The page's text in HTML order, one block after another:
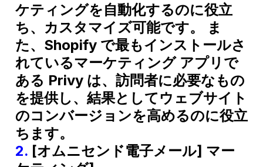
ケティングを自動化するのに役立
ち、カスタマイズ可能です。 ま
た、Shopify で最もインストールさ
れているマーケティング アプリで
ある Privy は、訪問者に必要なもの
を提供し、結果としてウェブサイト
のコンバージョンを高めるのに役立
ちます。
2. [オムニセンド電子メール] マー